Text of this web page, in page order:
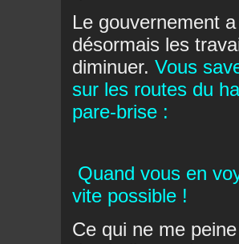
Le gouvernement
désormais les
diminuer. Vous
sur les routes du
pare-brise :
Quand vous en
vite possible !
Ce qui ne me